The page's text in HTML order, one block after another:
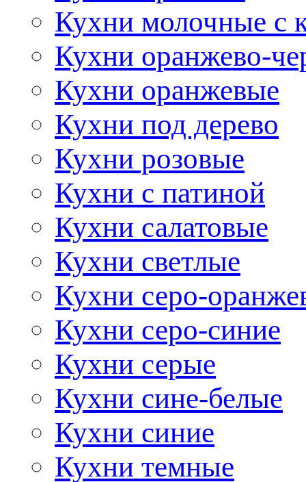
Кухни молочные с
Кухни оранжево-
Кухни оранжевые
Кухни под дерево
Кухни розовые
Кухни с патиной
Кухни салатовые
Кухни светлые
Кухни серо-
Кухни серо-синие
Кухни серые
Кухни сине-белые
Кухни синие
Кухни темные